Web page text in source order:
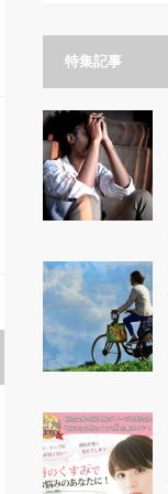
特集記事